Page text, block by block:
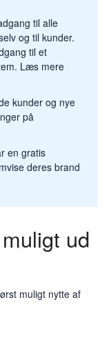
til alle
og til kunder.
til et
Læs mere
kunder og nye
på
en gratis
deres brand
ud
muligt nytte af